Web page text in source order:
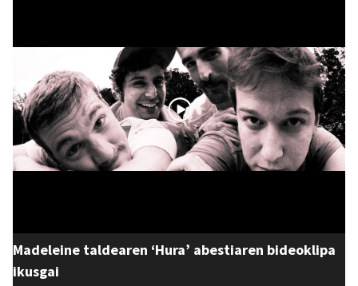
Madeleine taldearen ‘Hura’ abestiaren bideoklipa
ikusgai